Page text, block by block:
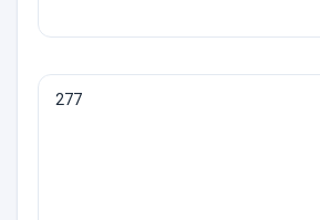
277